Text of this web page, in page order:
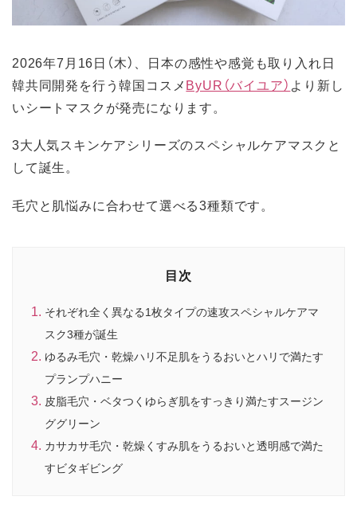
2026年7月16日（木）、日本の感性や感覚も取り入れ日
韓共同開発を行う韓国コスメByUR（バイユア） より新し
いシートマスクが発売になります。
3大人気スキンケアシリーズのスペシャルケアマスクと
して誕生。
毛穴と肌悩みに合わせて選べる3種類です。
目次
それぞれ全く異なる1枚タイプの速攻スペシャルケアマ
スク3種が誕生
ゆるみ毛穴・乾燥ハリ不足肌をうるおいとハリで満たす
プランプハニー
皮脂毛穴・ベタつくゆらぎ肌をすっきり満たすスージン
ググリーン
カサカサ毛穴・乾燥くすみ肌をうるおいと透明感で満た
すビタギビング